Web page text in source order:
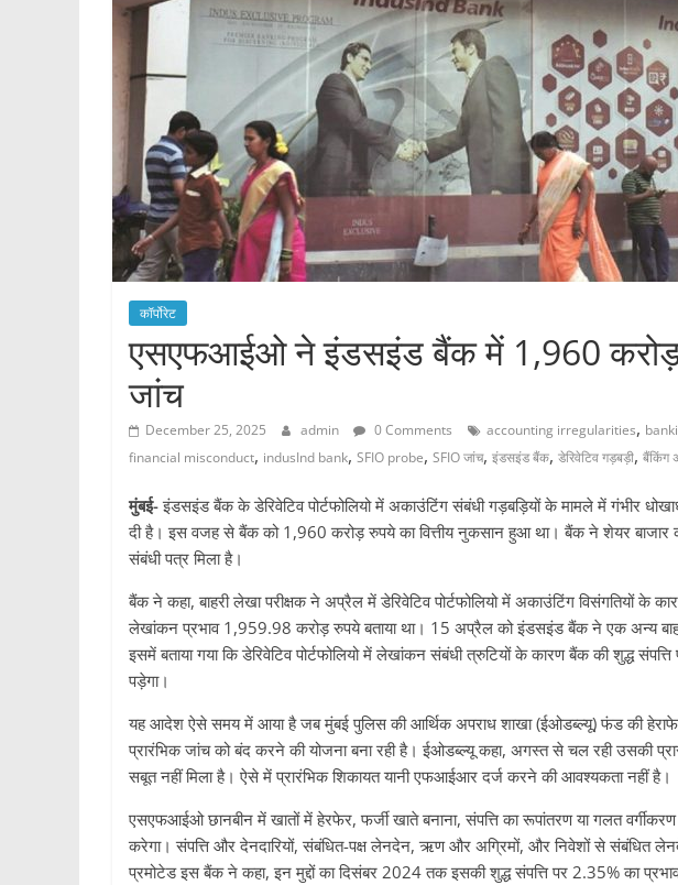
कॉर्पोरेट
एसएफआईओ ने इंडसइंड बैंक में 1,960
जांच
December 25, 2025 admin 0 Comments accounting irregularities,
financial misconduct, indusInd bank, SFIO probe, SFIO जांच, इंडसइंड बैंक, डेरिवेटिव गड़बड़ी, बैंकिंग
मुंबई-इंडसइंड बैंक के डेरिवेटिव पोर्टफोलियो में अकाउंटिंग संबंधी गड़बड़ियों के मामले में गंभीर
दी है। इस वजह से बैंक को 1,960 करोड़ रुपये का वित्तीय नुकसान हुआ था। बैंक ने शेयर बाजार
संबंधी पत्र मिला है।
बैंक ने कहा, बाहरी लेखा परीक्षक ने अप्रैल में डेरिवेटिव पोर्टफोलियो में अकाउंटिंग विसंगतियों के
लेखांकन प्रभाव 1,959.98 करोड़ रुपये बताया था। 15 अप्रैल को इंडसइंड बैंक ने एक अन्य
इसमें बताया गया कि डेरिवेटिव पोर्टफोलियो में लेखांकन संबंधी त्रुटियों के कारण बैंक की शुद्ध
पड़ेगा।
यह आदेश ऐसे समय में आया है जब मुंबई पुलिस की आर्थिक अपराध शाखा (ईओडब्ल्यू) फंड की
प्रारंभिक जांच को बंद करने की योजना बना रही है। ईओडब्ल्यू कहा, अगस्त से चल रही उसकी
सबूत नहीं मिला है। ऐसे में प्रारंभिक शिकायत यानी एफआईआर दर्ज करने की आवश्यकता नहीं है।
एसएफआईओ छानबीन में खातों में हेरफेर, फर्जी खाते बनाना, संपत्ति का रूपांतरण या गलत
करेगा। संपत्ति और देनदारियों, संबंधित-पक्ष लेनदेन, ऋण और अग्रिमों, और निवेशों से संबंधित
प्रमोटेड इस बैंक ने कहा, इन मुद्दों का दिसंबर 2024 तक इसकी शुद्ध संपत्ति पर 2.35% का